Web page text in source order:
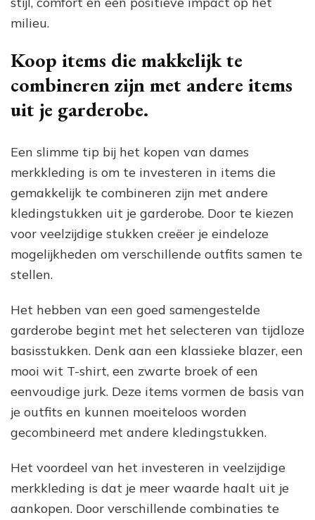
milieu.
Koop items die makkelijk te
combineren zijn met andere items
uit je garderobe.
Een slimme tip bij het kopen van dames
merkkleding is om te investeren in items die
gemakkelijk te combineren zijn met andere
kledingstukken uit je garderobe. Door te kiezen
voor veelzijdige stukken creëer je eindeloze
mogelijkheden om verschillende outfits samen te
stellen.
Het hebben van een goed samengestelde
garderobe begint met het selecteren van tijdloze
basisstukken. Denk aan een klassieke blazer, een
mooi wit T-shirt, een zwarte broek of een
eenvoudige jurk. Deze items vormen de basis van
je outfits en kunnen moeiteloos worden
gecombineerd met andere kledingstukken.
Het voordeel van het investeren in veelzijdige
merkkleding is dat je meer waarde haalt uit je
aankopen. Door verschillende combinaties te